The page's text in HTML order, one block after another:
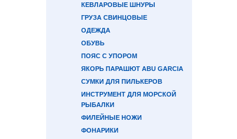
КЕВЛАРОВЫЕ ШНУРЫ
ГРУЗА СВИНЦОВЫЕ
ОДЕЖДА
ОБУВЬ
ПОЯС С УПОРОМ
ЯКОРЬ ПАРАШЮТ ABU GARCIA
СУМКИ ДЛЯ ПИЛЬКЕРОВ
ИНСТРУМЕНТ ДЛЯ МОРСКОЙ
РЫБАЛКИ
ФИЛЕЙНЫЕ НОЖИ
ФОНАРИКИ